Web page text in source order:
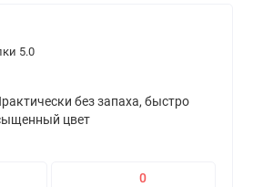
5.0
без запаха, быстро
цвет
0